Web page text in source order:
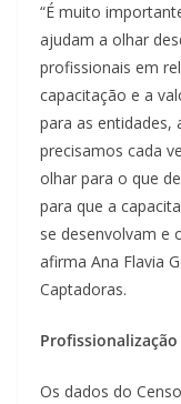
“É muito
ajudam a olhar
profissionais em
capacitação e a
para as entidades,
precisamos cada
olhar para o que
para que a
se desenvolvam e
afirma Ana Flavia
Captadoras.
Os dados do